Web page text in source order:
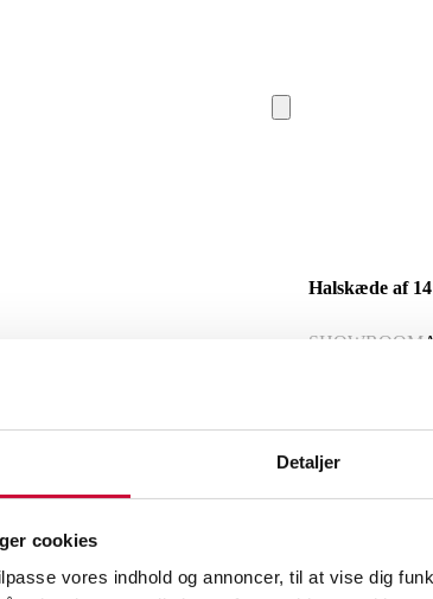
Detaljer
cookies
vores indhold og annoncer, til at vise dig
Halskæde af
SHOWROOM
Halskæde og vedhæng af 14 kt
Klarhed: SI3.
Report
Lignende varer